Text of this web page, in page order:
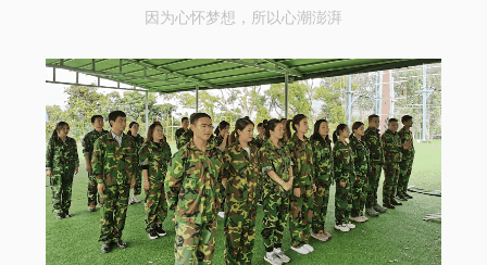
因为心怀梦想，所以心潮澎湃